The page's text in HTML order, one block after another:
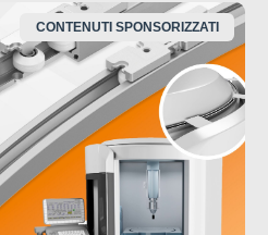
CONTENUTI SPONSORIZZATI